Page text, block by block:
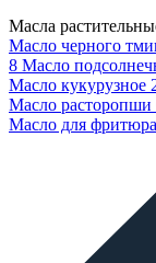
Масла
Масло черного
8 Масло
Масло кукурузное
Масло расторопши
Масло для фритюра